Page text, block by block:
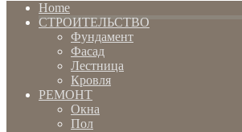
Home
СТРОИТЕЛЬСТВО
Фундамент
Фасад
Лестница
Кровля
РЕМОНТ
Окна
Пол